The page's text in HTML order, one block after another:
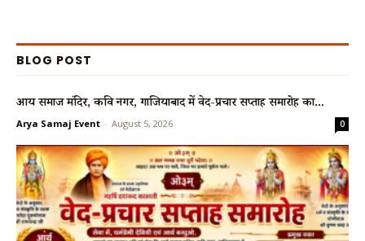
BLOG POST
आर्य समाज मंदिर, कवि नगर, गाजियाबाद में वेद-प्रचार सप्ताह समारोह का...
Arya Samaj Event - August 5, 2026 0